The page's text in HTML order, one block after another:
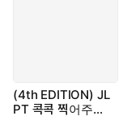
(4th EDITION) JL
PT 콕콕 찍어주마